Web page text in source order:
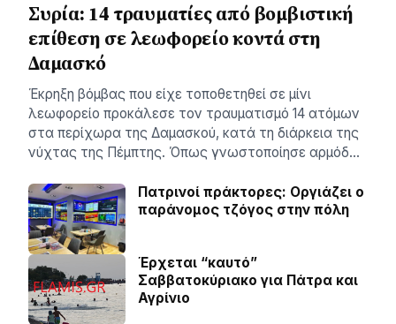
Συρία: 14 τραυματίες από βομβιστική
επίθεση σε λεωφορείο κοντά στη
Δαμασκό
Έκρηξη βόμβας που είχε τοποθετηθεί σε μίνι
λεωφορείο προκάλεσε τον τραυματισμό 14 ατόμων
στα περίχωρα της Δαμασκού, κατά τη διάρκεια της
νύχτας της Πέμπτης. Όπως γνωστοποίησε αρμόδ…
Πατρινοί πράκτορες: Οργιάζει ο
παράνομος τζόγος στην πόλη
Έρχεται “καυτό”
Σαββατοκύριακο για Πάτρα και
Αγρίνιο